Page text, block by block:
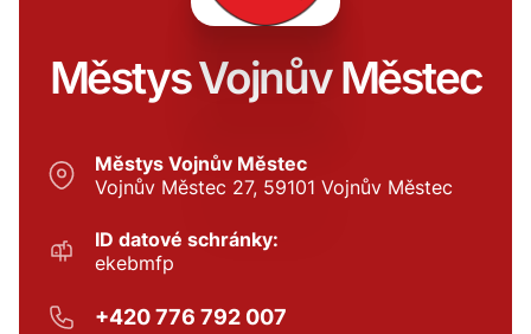
Městys Vojnův Městec
Městys Vojnův Městec
Vojnův Městec 27, 59101 Vojnův Městec
ID datové schránky:
ekebmfp
+420 776 792 007